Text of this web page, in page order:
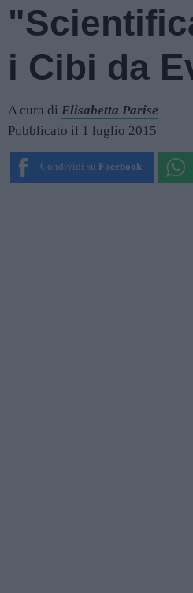
i Cibi da
A cura di Elisabetta Parise
Pubblicato il 1 luglio 2015
Condividi su Facebook